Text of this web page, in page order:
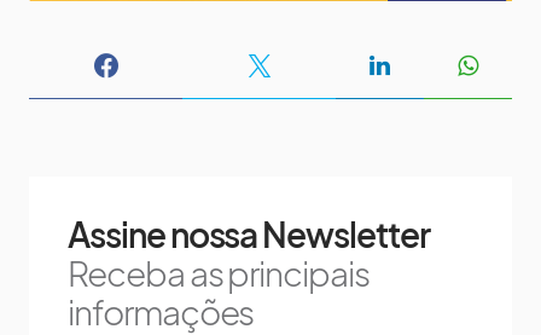
Assine nossa Newsletter
Receba as principais
informações